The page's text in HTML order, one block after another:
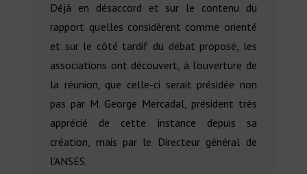
Déjà en désaccord et sur le contenu du
rapport qu’elles considèrent comme orienté
et sur le côté tardif du débat proposé, les
associations ont découvert, à l’ouverture de
la réunion, que celle-ci serait présidée non
pas par M. George Mercadal, président très
apprécié de cette instance depuis sa
création, mais par le Directeur général de
l’ANSES.